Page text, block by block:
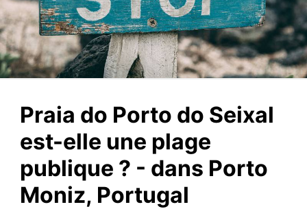
Praia do Porto do Seixal
est-elle une plage
publique ? - dans Porto
Moniz, Portugal